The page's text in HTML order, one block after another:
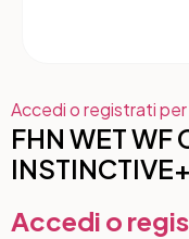
Accedi o registrati
FHN WET WF
Accedi o